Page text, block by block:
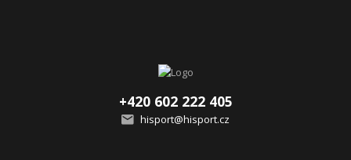
+420 602 222 405
hisport@hisport.cz